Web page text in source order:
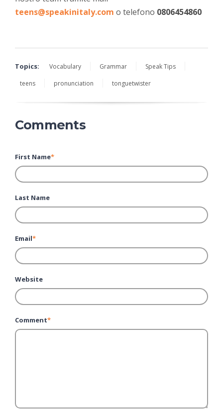
teens@speakinitaly.com o telefono 0806454860
Topics: Vocabulary Grammar
Speak Tips
teens
pronunciation tonguetwister
Comments
First Name*
Last Name
Email*
Website
Comment*